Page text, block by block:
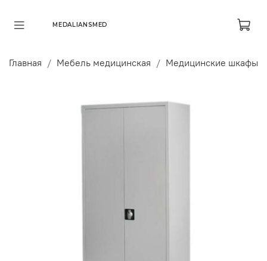
MEDALIANSMED
Главная Мебель медицинская Медицинские шкафы